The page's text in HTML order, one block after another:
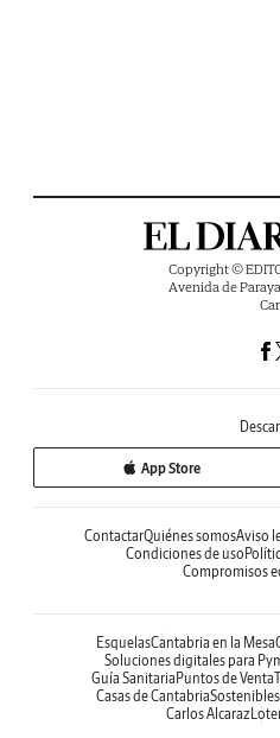
Copyright ©
Avenida de
App Store
ContactarQuiénes somosAviso
Condiciones de uso
Compromisos
EsquelasCantabria en la Mesa
Soluciones digitales para
Guía Sanitaria Puntos de Venta
Casas de CantabriaSostenibles
Carlos Alcaraz